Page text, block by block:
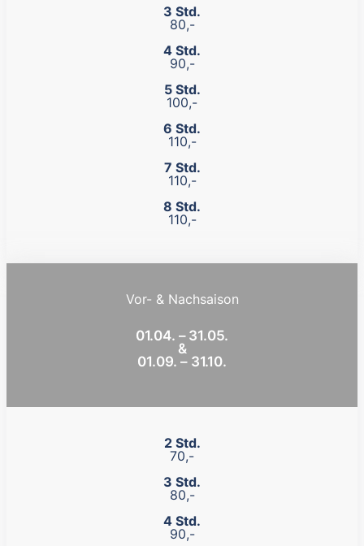
3 Std.
80,-
4 Std.
90,-
5 Std.
100,-
6 Std.
110,-
7 Std.
110,-
8 Std.
110,-
Vor- & Nachsaison
01.04. – 31.05.
&
01.09. – 31.10.
2 Std.
70,-
3 Std.
80,-
4 Std.
90,-